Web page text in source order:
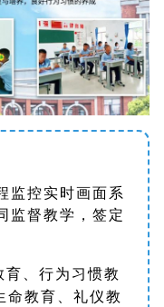
监控实时画面系
监督教学，签定
、行为习惯教
命教育、礼仪教